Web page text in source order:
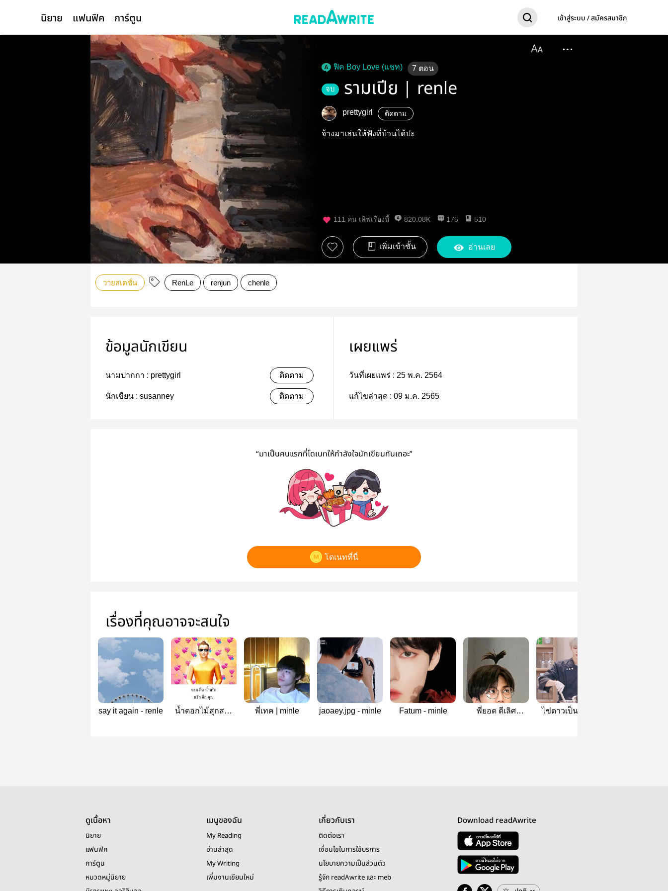
นิยาย แฟนฟิค การ์ตูน เข้าสู่ระบบ / สมัครสมาชิก
ฟิค Boy Love (แชท) 7 ตอน
จบ รามเปีย | renle
prettygirl ติดตาม
จ้างมาเล่นให้ฟังที่บ้านได้ปะ
111 คน เลิฟเรื่องนี้ 820.08K 175 510
เพิ่มเข้าชั้น อ่านเลย
วายสเตชั่น RenLe renjun chenle
ข้อมูลนักเขียน
นามปากกา : prettygirl ติดตาม
นักเขียน : susanney ติดตาม
เผยแพร่
วันที่เผยแพร่ : 25 พ.ค. 2564
แก้ไขล่าสุด : 09 ม.ค. 2565
“มาเป็นคนแรกที่โดเนทให้กำลังใจนักเขียนกันเถอะ”
โดเนทที่นี่
เรื่องที่คุณอาจจะสนใจ
say it again - renle
น้ำดอกไม้สุกสอง
พี่เทค | minle jaoaey.jpg - minle Fatum - minle
พี่ยอด ดีเลิศ
ไข่ดาวเป็นเหตุ ||
ดูเนื้อหา
นิยาย
แฟนฟิค
การ์ตูน
หมวดหมู่นิยาย
เมนูของฉัน
My Reading
อ่านล่าสุด
My Writing
เพิ่มงานเขียนใหม่
เกี่ยวกับเรา
ติดต่อเรา
เงื่อนไขในการใช้บริการ
นโยบายความเป็นส่วนตัว
รู้จัก readAwrite และ meb
Download readAwrite